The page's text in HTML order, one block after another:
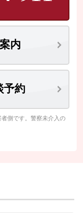
内
予約
側です。警察未介入の